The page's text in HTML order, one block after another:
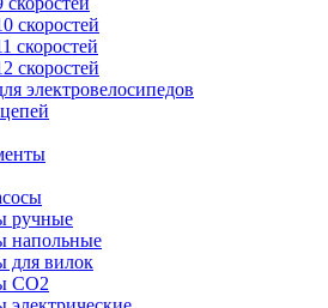
скоростей
скоростей
скоростей
электровелосипедов
ручные
напольные
для вилок
CO2